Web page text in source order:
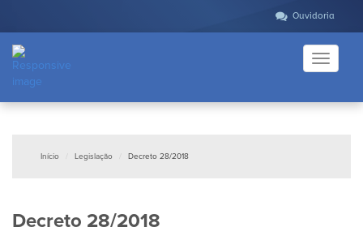
Ouvidoria
Toggle
Início Legislação Decreto 28/2018
Decreto 28/2018